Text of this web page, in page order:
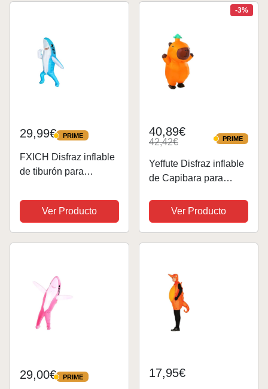
29,99€ PRIME
PRIME
FXICH Disfraz inflable
de tiburón para
disfraz de fiesta para
adultos, Halloween,
Ver Producto
-3%
40,89€
42,42€ PRIME
PRIME
Yeffute Disfraz inflable
de Capibara para
inflables de
Halloween, divertidos
disfraces de animales
Ver Producto
29,00€ PRIME
PRIME 17,95€